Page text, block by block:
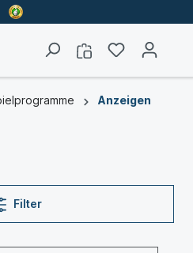
Anzeigen
Filter